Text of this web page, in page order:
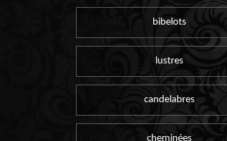
bibelots
lustres
candelabres
cheminées